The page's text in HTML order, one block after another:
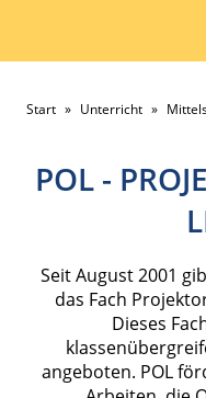
Start » Unterricht »
POL -
Seit August 2001
das Fach
Dieses
angeboten. POL